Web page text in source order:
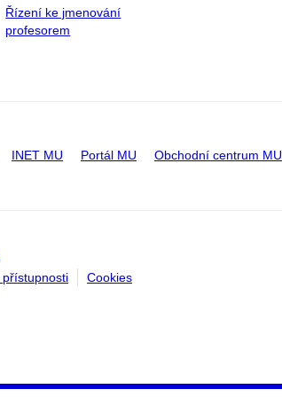
Řízení ke jmenování
profesorem
INET MU Portál MU Obchodní centrum MU
Cookies